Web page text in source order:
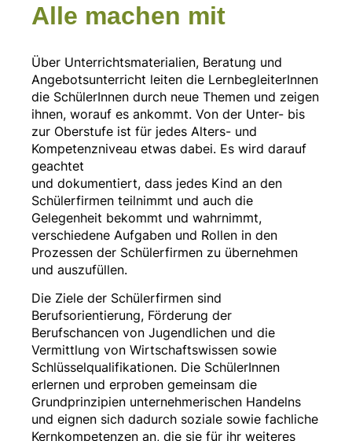
Alle machen mit
Über Unterrichtsmaterialien, Beratung und
Angebotsunterricht leiten die LernbegleiterInnen
die SchülerInnen durch neue Themen und zeigen
ihnen, worauf es ankommt. Von der Unter- bis
zur Oberstufe ist für jedes Alters- und
Kompetenzniveau etwas dabei. Es wird darauf
geachtet
und dokumentiert, dass jedes Kind an den
Schülerfirmen teilnimmt und auch die
Gelegenheit bekommt und wahrnimmt,
verschiedene Aufgaben und Rollen in den
Prozessen der Schülerfirmen zu übernehmen
und auszufüllen.
Die Ziele der Schülerfirmen sind
Berufsorientierung, Förderung der
Berufschancen von Jugendlichen und die
Vermittlung von Wirtschaftswissen sowie
Schlüsselqualifikationen. Die SchülerInnen
erlernen und erproben gemeinsam die
Grundprinzipien unternehmerischen Handelns
und eignen sich dadurch soziale sowie fachliche
Kernkompetenzen an, die sie für ihr weiteres